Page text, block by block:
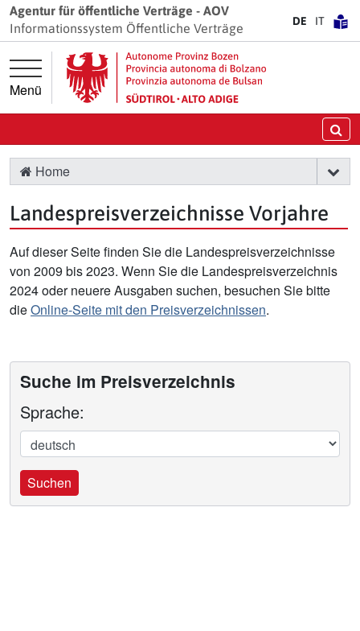
Springe direkt zur Hauptnavigation
Springe direkt zum Inhalt
Agentur für öffentliche Verträge - AOV
Informationssystem Öffentliche Verträge
DE IT
Menü
Home
Landespreisverzeichnisse Vorjahre
Auf dieser Seite finden Sie die Landespreisverzeichnisse
von 2009 bis 2023. Wenn Sie die Landespreisverzeichnis
2024 oder neuere Ausgaben suchen, besuchen Sie bitte
dieOnline-Seite mit den Preisverzeichnissen.
Suche im Preisverzeichnis
Sprache:
Suchen